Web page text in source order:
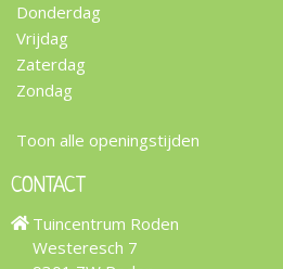
Donderdag
Vrijdag
Zaterdag
Zondag
Toon alle openingstijden
CONTACT
Tuincentrum Roden
Westeresch 7